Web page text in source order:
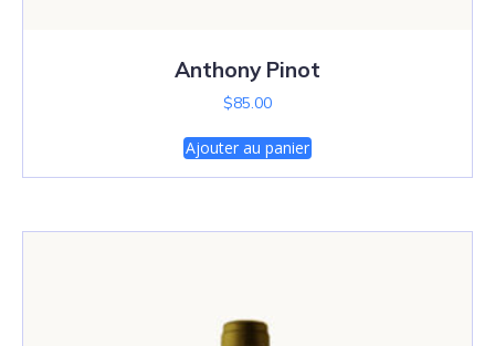
Anthony Pinot
$85.00
Ajouter au panier